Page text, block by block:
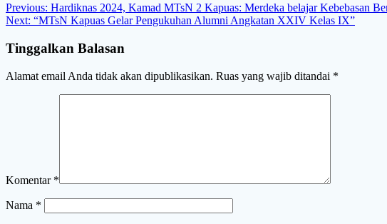
Navigasi
pos
Previous: Previous
post:
Hardiknas 2024, Kamad MTsN 2 Kapuas: Merdeka belajar Kebebasan
Next: Next
“MTsN Kapuas Gelar Pengukuhan Alumni Angkatan XXIV Kelas IX”
Tinggalkan Balasan
Alamat email Anda tidak akan dipublikasikan. Ruas yang wajib ditandai *
Komentar *
Nama *